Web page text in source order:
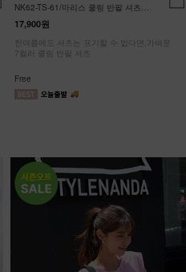
NK62-TS-61/마리스 쿨링 반팔 셔츠
17,900원
한여름에도 셔츠는 포기할 수 없다면,가벼운
7컬러 쿨링 반팔 셔츠
Free